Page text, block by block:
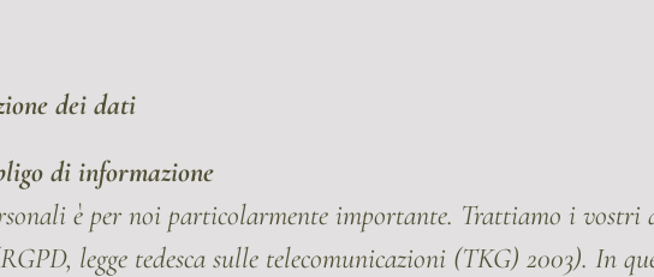
dei dati
di informazione
è per noi particolarmente importante. Trattiamo i vostri
legge tedesca sulle telecomunicazioni (TKG) 2003). In